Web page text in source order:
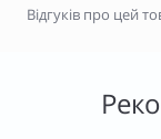
Відгуків про цей